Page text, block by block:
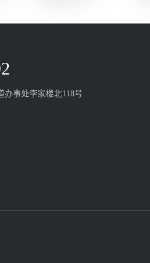
办事处李家楼北118号